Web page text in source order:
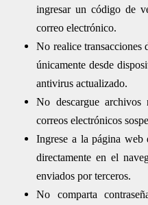
ingresar un código de
correo electrónico.
No realice transacciones
únicamente desde
antivirus actualizado.
No descargue
correos electrónicos
Ingrese a la página web
directamente en el
enviados por terceros.
No comparta